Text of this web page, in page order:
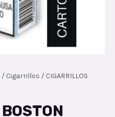
/ Cigarrillos / CIGARRILLOS